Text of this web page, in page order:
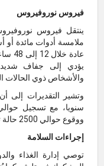
فيروس نوروفيروس
ينتقل فيروس
ملامسة أدوات مائدة
يؤدي إلى جفاف شديد
والأشخاص ذوي الحالات
سنويا، مع تسجيل
ووقوع حوالي 2500 حالة تفش سنويا في الولايات المتحدة.
إجراءات السلامة
توصي إدارة الغذاء